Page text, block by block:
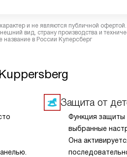
и не являются публичной
вид, страну производства и
в России Куперсберг
Защита от
Функция защиты
выбранные
Она